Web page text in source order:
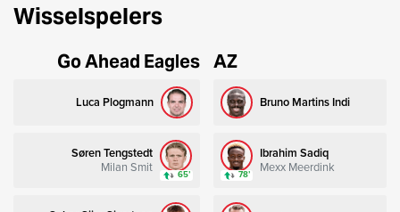
Wisselspelers
Go Ahead Eagles
Luca Plogmann
Søren Tengstedt
Milan Smit
65’
AZ
Bruno Martins Indi
Ibrahim Sadiq
Mexx Meerdink
78’